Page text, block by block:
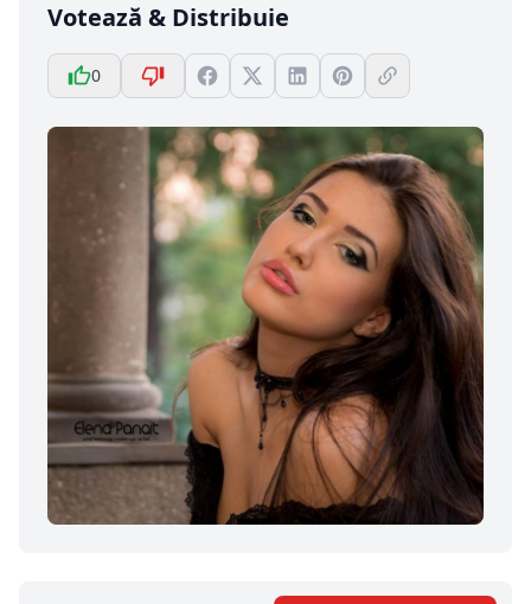
Votează & Distribuie
0